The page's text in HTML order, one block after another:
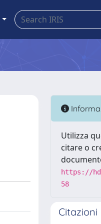
Utilizza
citare o
https://
58
Citazioni